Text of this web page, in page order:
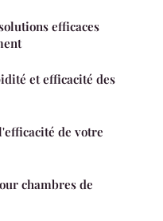
efficaces
et efficacité des
de votre
chambres de